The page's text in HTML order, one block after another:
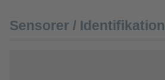
Sensorer / Identifikation